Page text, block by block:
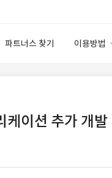
파트너스 찾기 이용방법
이용요금
고객센터
케이션 추가 개발